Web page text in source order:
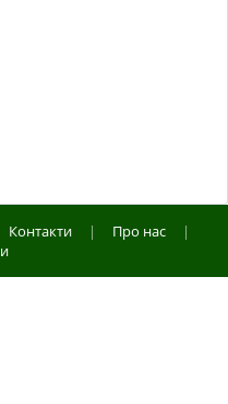
Контакти | Про нас
|